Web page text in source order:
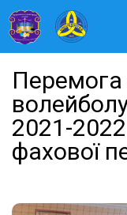
Перемога
2021-
фахової